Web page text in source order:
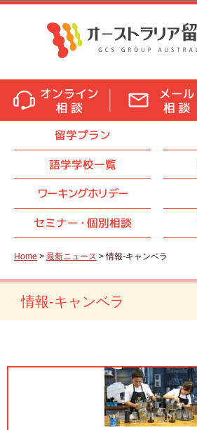
留学プラン
語学学校一覧
ワーキングホリデー
セミナー・ 個別相談
Home > 最新ニュース > 情報-キャンベラ
情報-キャンベラ